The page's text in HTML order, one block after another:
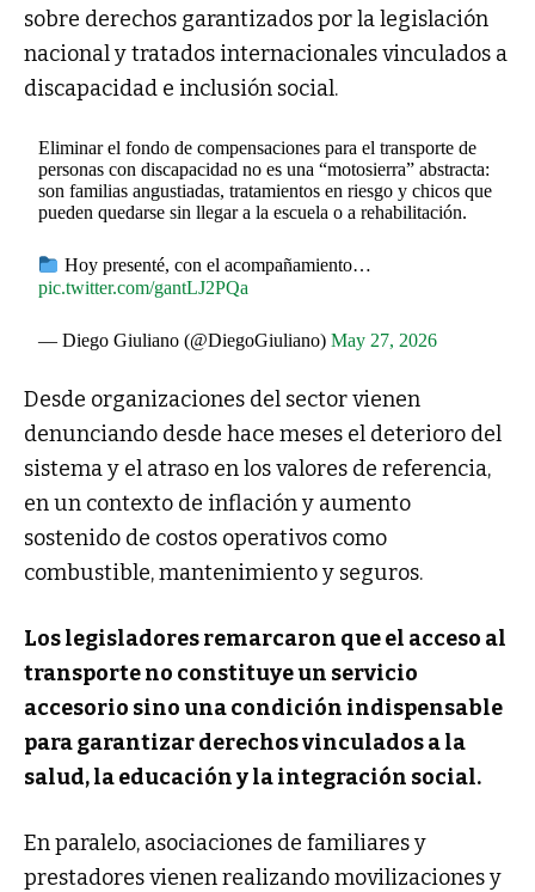
sobre derechos garantizados por la legislación
nacional y tratados internacionales vinculados a
discapacidad e inclusión social.
Eliminar el fondo de compensaciones para el transporte de
personas con discapacidad no es una “motosierra” abstracta:
son familias angustiadas, tratamientos en riesgo y chicos que
pueden quedarse sin llegar a la escuela o a rehabilitación.
Hoy presenté, con el acompañamiento…
pic.twitter.com/gantLJ2PQa
— Diego Giuliano (@DiegoGiuliano)May 27, 2026
Desde organizaciones del sector vienen
denunciando desde hace meses el deterioro del
sistema y el atraso en los valores de referencia,
en un contexto de inflación y aumento
sostenido de costos operativos como
combustible, mantenimiento y seguros.
Los legisladores remarcaron que el acceso al
transporte no constituye un servicio
accesorio sino una condición indispensable
para garantizar derechos vinculados a la
salud, la educación y la integración social.
En paralelo, asociaciones de familiares y
prestadores vienen realizando movilizaciones y